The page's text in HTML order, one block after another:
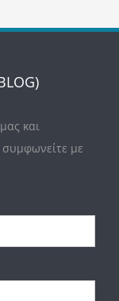
και
με